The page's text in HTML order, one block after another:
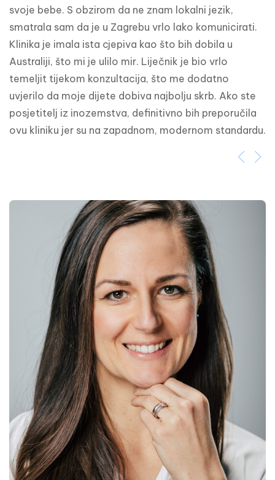
svoje bebe. S obzirom da ne znam lokalni jezik,
smatrala sam da je u Zagrebu vrlo lako komunicirati.
Klinika je imala ista cjepiva kao što bih dobila u
Australiji, što mi je ulilo mir. Liječnik je bio vrlo
temeljit tijekom konzultacija, što me dodatno
uvjerilo da moje dijete dobiva najbolju skrb. Ako ste
posjetitelj iz inozemstva, definitivno bih preporučila
ovu kliniku jer su na zapadnom, modernom standardu.